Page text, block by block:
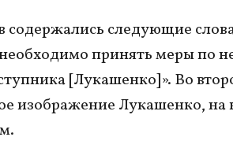
содержались следующие
принять меры по
[Лукашенко]». Во
изображение Лукашенко, на